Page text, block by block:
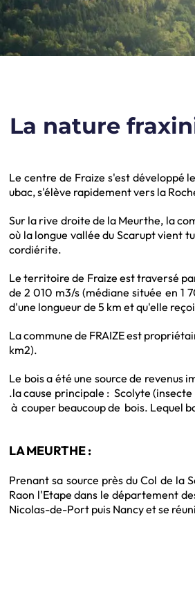
La nature
Le centre de Fraize s'est développé
ubac, s'élève rapidement vers la
Sur la rive droite de la Meurthe, la
où la longue vallée du Scarupt vient
cordiérite.
Le territoire de Fraize est traversé
de 2 010 m3/s (médiane située en 1
d'une longueur de 5 km et qu'elle
La commune de FRAIZE est
km2).
Le bois a été une source de revenus
.la cause principale : Scolyte
à couper beaucoup de bois. Lequel
LA MEURTHE :
Prenant sa source près du Col de la
Raon l'Etape dans le département
Nicolas-de-Port puis Nancy et se